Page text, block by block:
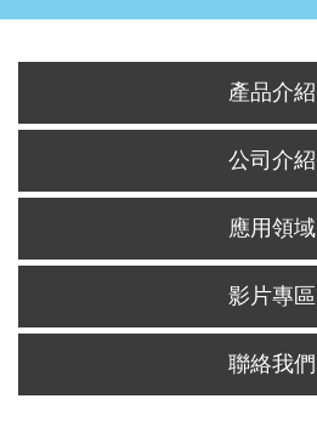
產品介紹
公司介紹
應用領域
影片專區
聯絡我們